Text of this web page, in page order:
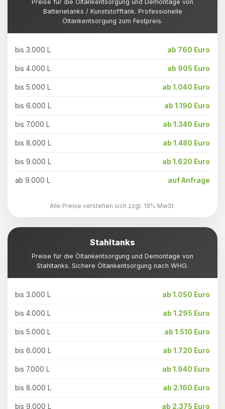
Preise für die Öltankentsorgung und Demontage von
Batterietanks / Kunststofftank. Professionelle
Öltankentsorgung zum Festpreis.
bis 3.000 L ab 760 Euro
bis 4.000 L ab 905 Euro
bis 5.000 L ab 1.040 Euro
bis 6.000 L ab 1.190 Euro
bis 7.000 L ab 1.340 Euro
bis 8.000 L ab 1.480 Euro
bis 9.000 L ab 1.620 Euro
ab 9.000 L auf Anfrage
Alle Preise verstehen sich zzgl. 19% MwSt.
Stahltanks
Preise für die Öltankentsorgung und Demontage von
Stahltanks. Sichere Öltankentsorgung nach WHG.
bis 3.000 L ab 1.050 Euro
bis 4.000 L ab 1.295 Euro
bis 5.000 L ab 1.510 Euro
bis 6.000 L ab 1.720 Euro
bis 7.000 L ab 1.940 Euro
bis 8.000 L ab 2.160 Euro
bis 9.000 L ab 2.375 Euro